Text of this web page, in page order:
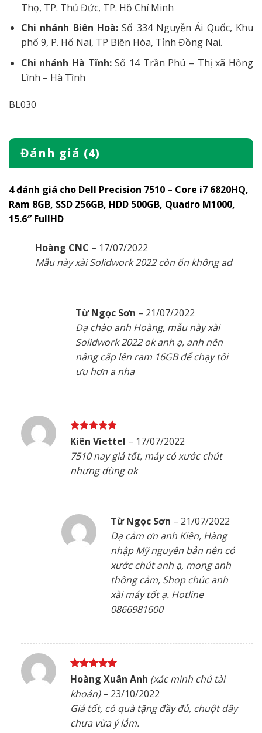
Thọ, TP. Thủ Đức, TP. Hồ Chí Minh
Chi nhánh Biên Hoà:Số 334 Nguyễn Ái Quốc, Khu
phố 9, P. Hố Nai, TP Biên Hòa, Tỉnh Đồng Nai.
Chi nhánh Hà Tĩnh:Số 14 Trần Phú – Thị xã Hồng
Lĩnh – Hà Tĩnh
BL030
Đánh giá (4)
4 đánh giá cho Dell Precision 7510 – Core i7 6820HQ,
Ram 8GB, SSD 256GB, HDD 500GB, Quadro M1000,
15.6″ FullHD
Hoàng CNC – 17/07/2022
Mẫu này xài Solidwork 2022 còn ổn không ad
Từ Ngọc Sơn – 21/07/2022
Dạ chào anh Hoàng, mẫu này xài
Solidwork 2022 ok anh ạ, anh nên
nâng cấp lên ram 16GB để chạy tối
ưu hơn a nha
Được xếp
sao
Kiên Viettel – 17/07/2022
7510 nay giá tốt, máy có xước chút
nhưng dùng ok
Từ Ngọc Sơn – 21/07/2022
Dạ cảm ơn anh Kiên, Hàng
nhập Mỹ nguyên bản nên có
xước chút anh ạ, mong anh
thông cảm, Shop chúc anh
xài máy tốt ạ. Hotline
0866981600
Được xếp
55
sao
Hoàng Xuân Anh (xác minh chủ tài
khoản) – 23/10/2022
Giá tốt, có quà tặng đầy đủ, chuột dây
chưa vừa ý lắm.